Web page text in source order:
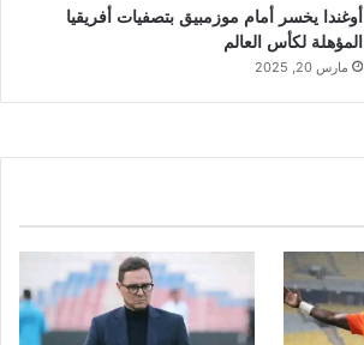
أوغندا يخسر أمام موزمبيق بتصفيات أفريقيا
المؤهلة لكأس العالم
مارس 20, 2025